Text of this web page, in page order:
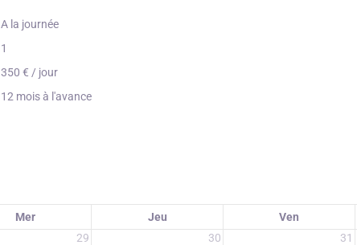
A la journée
1
350 € / jour
12 mois à l'avance
Mer Jeu Ven
29 30 31